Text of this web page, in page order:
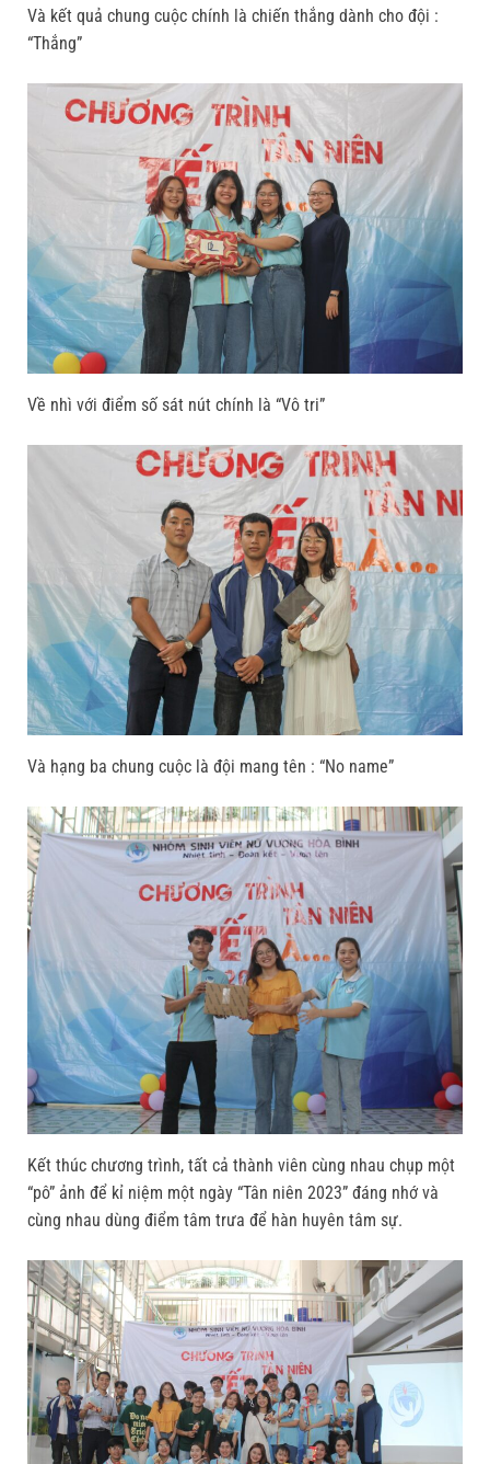
Và kết quả chung cuộc chính là chiến thắng dành cho đội :
“Thắng”
Về nhì với điểm số sát nút chính là “Vô tri”
Và hạng ba chung cuộc là đội mang tên : “No name”
Kết thúc chương trình, tất cả thành viên cùng nhau chụp một
“pô” ảnh để kỉ niệm một ngày “Tân niên 2023” đáng nhớ và
cùng nhau dùng điểm tâm trưa để hàn huyên tâm sự.